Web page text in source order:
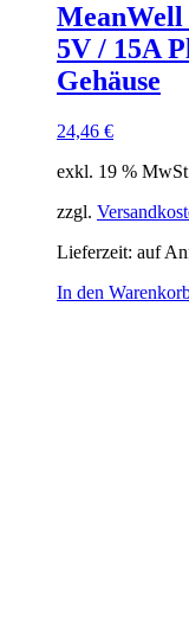
MeanWell
5V / 15A
Gehäuse
24,46 €
exkl. 19 %
zzgl.
Lieferzeit: auf
In den